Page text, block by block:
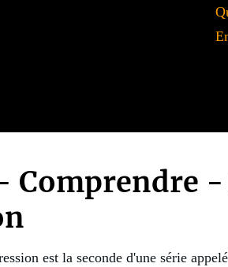
Comprendre
est la seconde d'une série